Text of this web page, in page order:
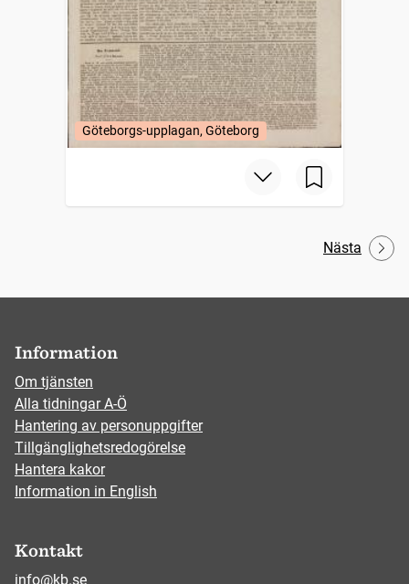
Göteborgs-upplagan, Göteborg
Nästa
Information
Om tjänsten
Alla tidningar A-Ö
Hantering av personuppgifter
Tillgänglighetsredogörelse
Hantera kakor
Information in English
Kontakt
info@kb.se